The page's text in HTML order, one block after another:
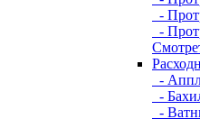
-
-
-
-
-